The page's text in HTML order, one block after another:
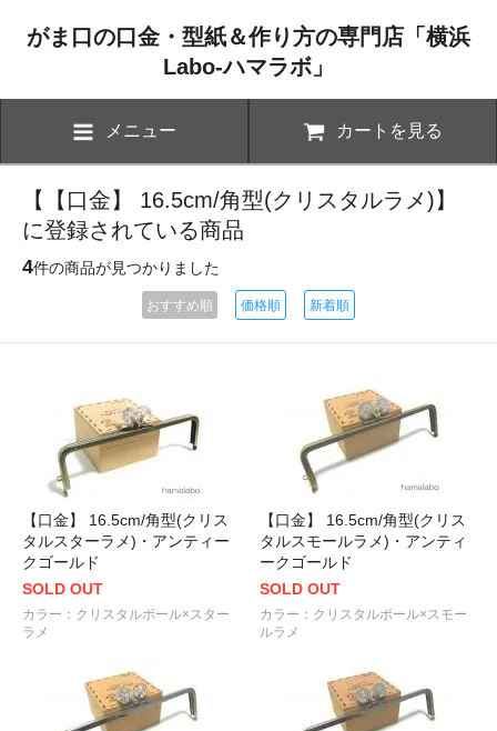
がま口の口金・型紙＆作り方の専門店「横浜
Labo-ハマラボ」
メニュー カートを見る
【【口金】 16.5cm/角型(クリスタルラメ)】
に登録されている商品
4件の商品が見つかりました
おすすめ順 価格順 新着順
【口金】 16.5cm/角型(クリス
タルスターラメ)・アンティー
クゴールド
SOLD OUT
カラー：クリスタルボール×スター
ラメ
【口金】 16.5cm/角型(クリス
タルスモールラメ)・アンティ
ークゴールド
SOLD OUT
カラー：クリスタルボール×スモー
ルラメ